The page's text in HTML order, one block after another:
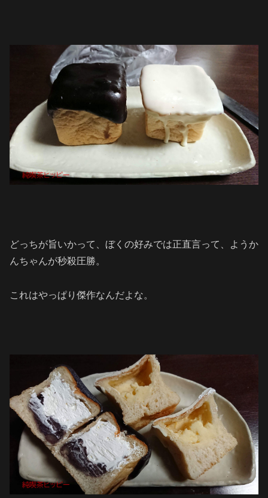
どっちが旨いかって、ぼくの好みでは正直言って、ようか
んちゃんが秒殺圧勝。
これはやっぱり傑作なんだよな。